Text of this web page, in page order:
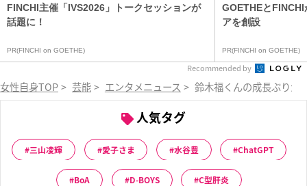
FINCHI主催「IVS2026」トークセッションが
話題に！
PR(FINCHI on GOETHE)
GOETHEと
アを創設
PR(FINCHI on GOETHE)
Recommended by
女性自身TOP > 芸能 > エンタメニュース > 鈴木福くんの成長ぶりが
人気タグ
三山凌輝 愛子さま 水谷豊 ChatGPT
BoA D-BOYS C型肝炎